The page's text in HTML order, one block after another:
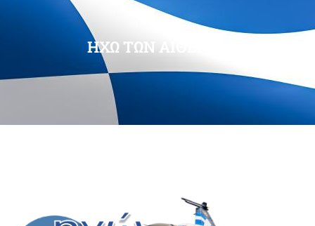
ΗΧΩ ΤΩΝ ΑΙΘΕΡΩΝ